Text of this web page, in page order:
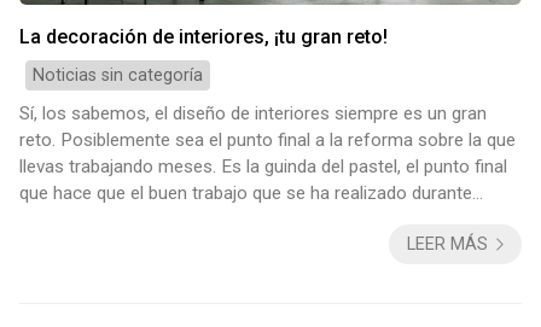
La decoración de interiores, ¡tu gran reto!
Noticias sin categoría
Sí, los sabemos, el diseño de interiores siempre es un gran
reto. Posiblemente sea el punto final a la reforma sobre la que
llevas trabajando meses. Es la guinda del pastel, el punto final
que hace que el buen trabajo que se ha realizado durante
Para el diseño de interiores, como para todo los demás, hace
LEER MÁS